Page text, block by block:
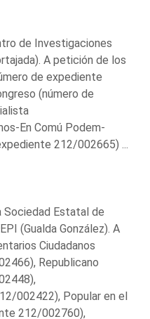
de Investigaciones
A petición de los
de expediente
(número de
En Comú Podem-
212/002665) ...
Sociedad Estatal de
(Gualda González). A
Ciudadanos
Republicano
002422), Popular en el
212/002760),